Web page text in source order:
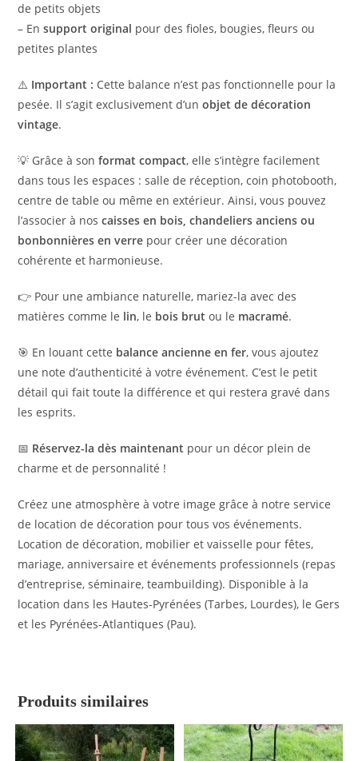
de petits objets
– Ensupport original pour des fioles, bougies, fleurs ou
petites plantes
⚠️ Important : Cette balance n’est pas fonctionnelle pour la
pesée. Il s’agit exclusivement d’unobjet de décoration
vintage.
💡 Grâce à sonformat compact, elle s’intègre facilement
dans tous les espaces : salle de réception, coin photobooth,
centre de table ou même en extérieur. Ainsi, vous pouvez
l’associer à noscaisses en bois, chandeliers anciens ou
bonbonnières en verre pour créer une décoration
cohérente et harmonieuse.
👉 Pour une ambiance naturelle, mariez-la avec des
matières comme le lin, le bois brut ou le macramé.
🎯 En louant cette balance ancienne en fer, vous ajoutez
une note d’authenticité à votre événement. C’est le petit
détail qui fait toute la différence et qui restera gravé dans
les esprits.
📅 Réservez-la dès maintenant pour un décor plein de
charme et de personnalité !
Créez une atmosphère à votre image grâce à notre service
de location de décoration pour tous vos événements.
Location de décoration, mobilier et vaisselle pour fêtes,
mariage, anniversaire et événements professionnels (repas
d’entreprise, séminaire, teambuilding). Disponible à la
location dans les Hautes-Pyrénées (Tarbes, Lourdes), le Gers
et les Pyrénées-Atlantiques (Pau).
Produits similaires